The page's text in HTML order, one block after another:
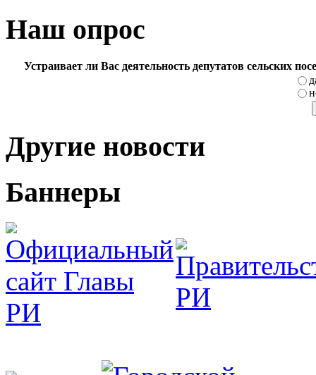
Наш опрос
Устраивает ли Вас деятельность депутатов сельских
Другие новости
Баннеры